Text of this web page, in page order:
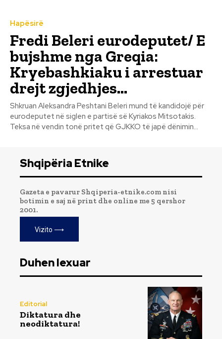
Hapësirë
Fredi Beleri eurodeputet/ E
bujshme nga Greqia:
Kryebashkiaku i arrestuar
drejt zgjedhjes…
Shkruan Aleksandra Peshtani Beleri mund të kandidojë për
eurodeputet në siglen e partisë së Kyriakos Mitsotakis.
Teksa në vendin tonë pritet që GJKKO të japë dënimin...
Shqipëria Etnike
Gazeta e pavarur Shqiperia-etnike.com nisi
botimin e saj në print dhe online me 5 qershor
2001.
Vizito ⟶
Duhen lexuar
Editorial
Diktatura dhe
neodiktatura!